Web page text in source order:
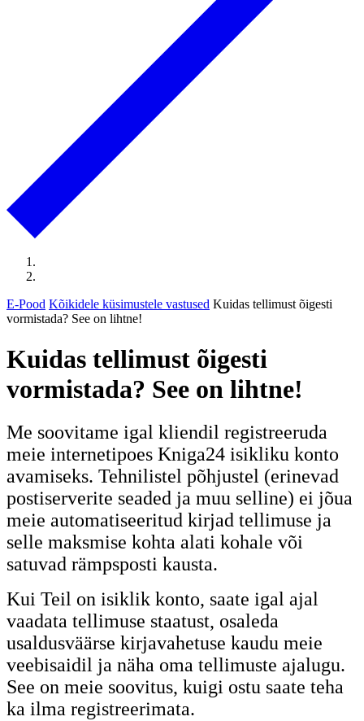
E-Pood Kõikidele küsimustele vastused Kuidas tellimust õigesti
vormistada? See on lihtne!
Kuidas tellimust õigesti
vormistada? See on lihtne!
Me soovitame igal kliendil registreeruda
meie internetipoes Kniga24 isikliku konto
avamiseks. Tehnilistel põhjustel (erinevad
postiserverite seaded ja muu selline) ei jõua
meie automatiseeritud kirjad tellimuse ja
selle maksmise kohta alati kohale või
satuvad rämpsposti kausta.
Kui Teil on isiklik konto, saate igal ajal
vaadata tellimuse staatust, osaleda
usaldusväärse kirjavahetuse kaudu meie
veebisaidil ja näha oma tellimuste ajalugu.
See on meie soovitus, kuigi ostu saate teha
ka ilma registreerimata.